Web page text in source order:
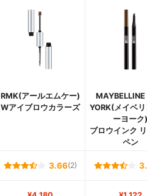
RMK(アールエムケー)
Wアイブロウカラーズ
MAYBELLINE
YORK(メイベ
ーヨーク)
ブロウインク
ペン
3.66(2)